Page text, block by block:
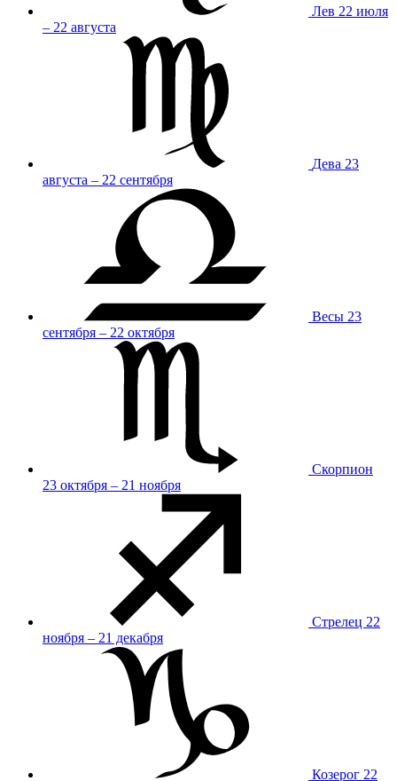
Лев 22 июля
– 22 августа
Дева 23
августа – 22 сентября
Весы 23
сентября – 22 октября
Скорпион
23 октября – 21 ноября
Стрелец 22
ноября – 21 декабря
Козерог 22